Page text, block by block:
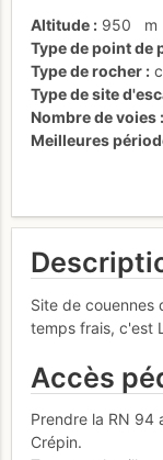
Altitude 950
m
Type de point de
Type de rocher
Type de site
Nombre de voies
Meilleures
Site de couennes
temps frais, c'est
Accès
Prendre la RN 94
Crépin.